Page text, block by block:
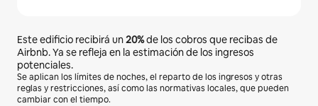
Este edificio recibirá un20%de los cobros que recibas de
Airbnb. Ya se refleja en la estimación de los ingresos
potenciales.
Se aplican los límites de noches, el reparto de los ingresos y otras
reglas y restricciones, así como las normativas locales, que pueden
cambiar con el tiempo.